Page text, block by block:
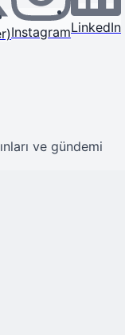
InstagramLinkedIn
ve gündemi